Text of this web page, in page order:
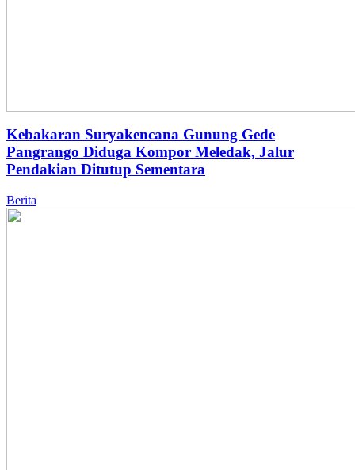
Kebakaran Suryakencana Gunung Gede
Pangrango Diduga Kompor Meledak, Jalur
Pendakian Ditutup Sementara
Berita